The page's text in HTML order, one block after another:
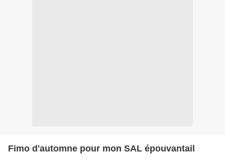
Fimo d'automne pour mon SAL épouvantail